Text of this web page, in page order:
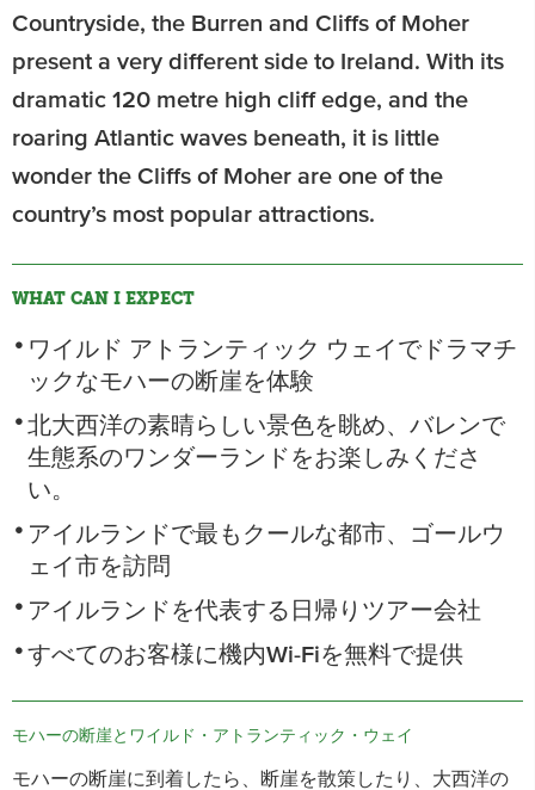
Countryside, the Burren and Cliffs of Moher
present a very different side to Ireland. With its
dramatic 120 metre high cliff edge, and the
roaring Atlantic waves beneath, it is little
wonder the Cliffs of Moher are one of the
country’s most popular attractions.
WHAT CAN I EXPECT
ワイルド アトランティック ウェイでドラマチ
ックなモハーの断崖を体験
北大西洋の素晴らしい景色を眺め、バレンで
生態系のワンダーランドをお楽しみくださ
い。
アイルランドで最もクールな都市、ゴールウ
ェイ市を訪問
アイルランドを代表する日帰りツアー会社
すべてのお客様に機内Wi-Fiを無料で提供
モハーの断崖とワイルド・アトランティック・ウェイ
モハーの断崖に到着したら、断崖を散策したり、大西洋の